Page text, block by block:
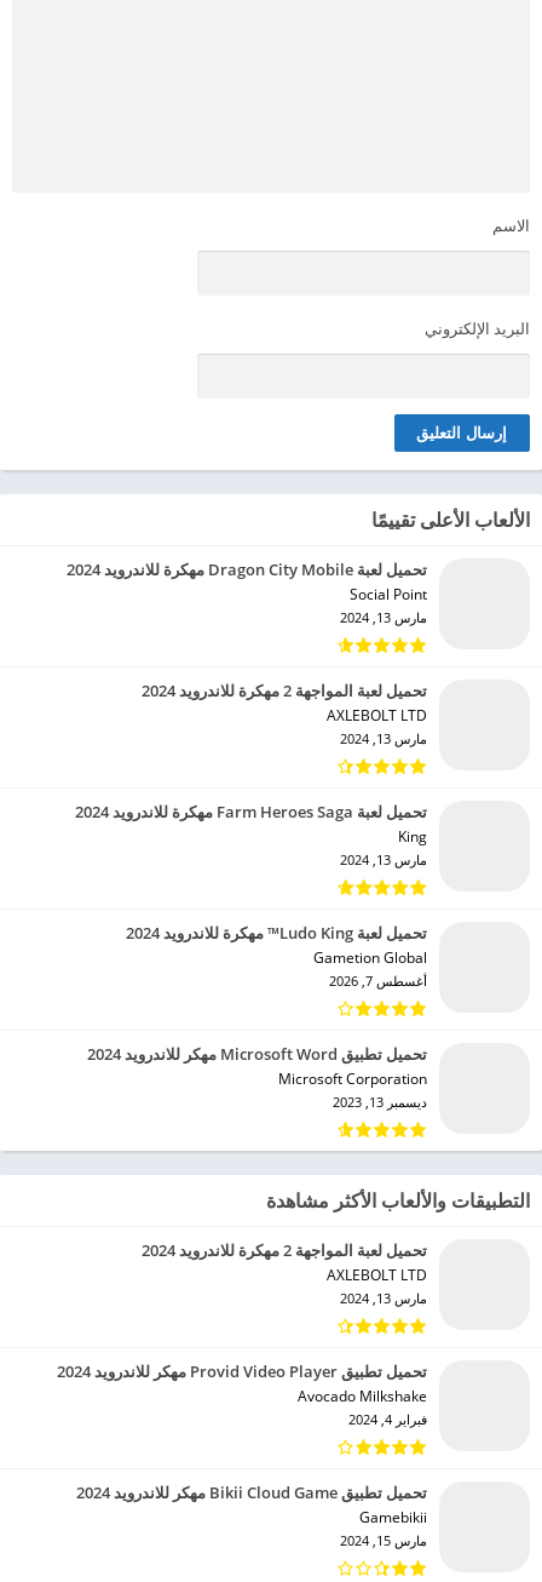
الاسم
البريد الإلكتروني
الألعاب الأعلى تقييمًا
تحميل لعبة Dragon City Mobile مهكرة للاندرويد 2024
Social Point‏
مارس 13, 2024
تحميل لعبة المواجهة 2 مهكرة للاندرويد 2024
AXLEBOLT LTD‏
مارس 13, 2024
تحميل لعبة Farm Heroes Saga مهكرة للاندرويد 2024
King‏
مارس 13, 2024
تحميل لعبة Ludo King™ مهكرة للاندرويد 2024
Gametion Global‏
أغسطس 7, 2026
تحميل تطبيق Microsoft Word مهكر للاندرويد 2024
Microsoft Corporation‏
ديسمبر 13, 2023
التطبيقات والألعاب الأكثر مشاهدة
تحميل لعبة المواجهة 2 مهكرة للاندرويد 2024
AXLEBOLT LTD‏
مارس 13, 2024
تحميل تطبيق Provid Video Player مهكر للاندرويد 2024
Avocado Milkshake‏
فبراير 4, 2024
تحميل تطبيق Bikii Cloud Game مهكر للاندرويد 2024
Gamebikii‏
مارس 15, 2024